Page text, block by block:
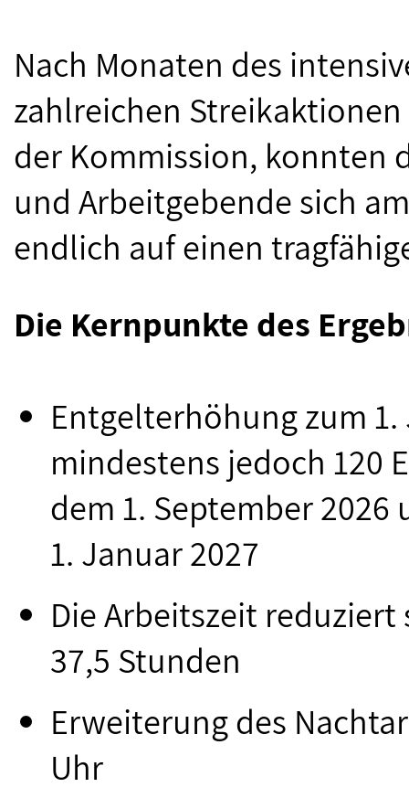
Nach Monaten des
zahlreichen
der Kommission, konnten
und Arbeitgebende sich
endlich auf einen
Die Kernpunkte des
Entgelterhöhung zum
mindestens jedoch 120
dem 1. September
1. Januar 2027
Die Arbeitszeit reduziert
37,5 Stunden
Erweiterung des
Uhr